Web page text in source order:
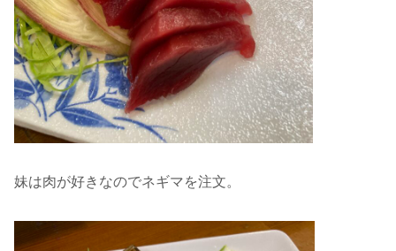
妹は肉が好きなのでネギマを注文。